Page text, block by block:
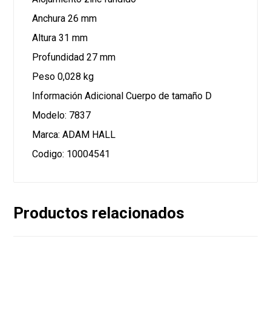
Anchura 26 mm
Altura 31 mm
Profundidad 27 mm
Peso 0,028 kg
Información Adicional Cuerpo de tamaño D
Modelo: 7837
Marca: ADAM HALL
Codigo: 10004541
Productos relacionados